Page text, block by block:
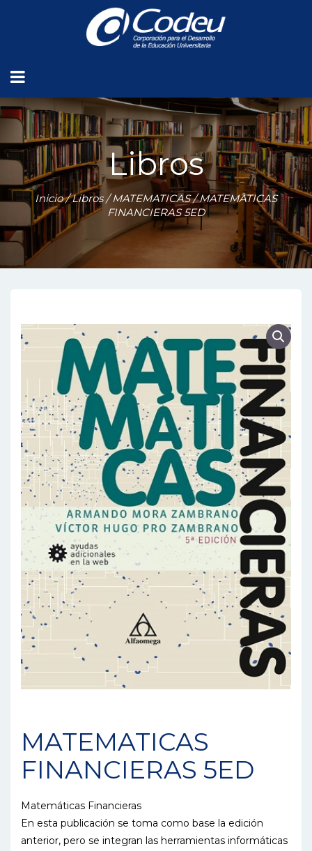
Libros
Inicio/Libros/MATEMATICAS/ MATEMATICAS
FINANCIERAS 5ED
MATEMATICAS
FINANCIERAS 5ED
Matemáticas Financieras
En esta publicación se toma como base la edición
anterior, pero se integran las herramientas informáticas